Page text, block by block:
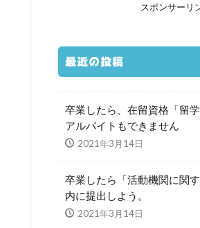
スポンサーリ
最近の投稿
卒業したら、在留資格「留学
アルバイトもできません
2021年3月14日
卒業したら「活動機関に関
内に提出しよう。
2021年3月14日